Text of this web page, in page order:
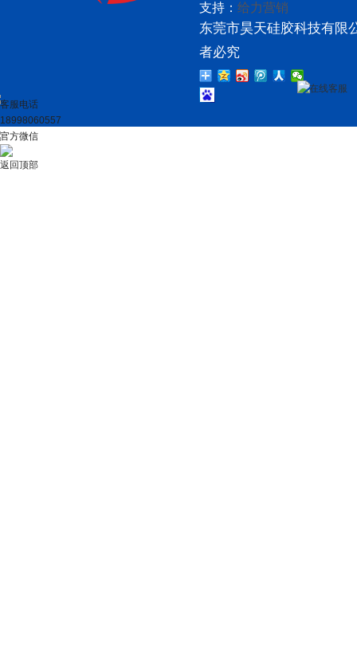
支持： 给力营销
东莞市昊天硅胶科技有限
者必究
在线客服
客服电话
18998060557
官方微信
返回顶部